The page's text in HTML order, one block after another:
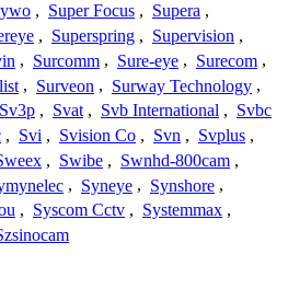
, Super Focus , Supera ,
, Superspring , Supervision ,
, Surcomm , Sure-eye , Surecom ,
, Surveon , Surway Technology ,
Sv3p , Svat , Svb International , Svbc
, Svi , Svision Co , Svn , Svplus ,
, Swibe , Swnhd-800cam ,
, Syneye , Synshore ,
, Syscom Cctv , Systemmax ,